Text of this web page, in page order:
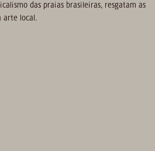
das praias brasileiras, resgatam as
arte local.